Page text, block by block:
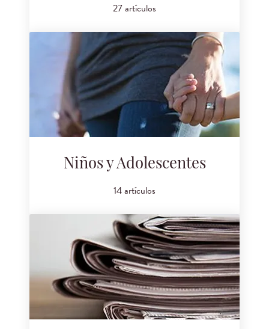
27 artículos
Niños y Adolescentes
14 artículos